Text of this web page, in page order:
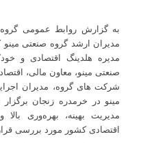
به گزارش روابط عمومی
مدیران ارشد گروه صنعتی
مدیره هلدینگ اقتصادی و
صنعتی مینو، معاون مالی،
شرکت های گروه، مدیران
مینو در خرمدره زنجان
مدیریت بهینه، بهره‌وری
اقتصادی کشور مورد بررسی